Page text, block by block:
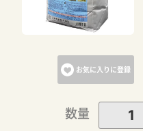
お気に入りに登録
数量